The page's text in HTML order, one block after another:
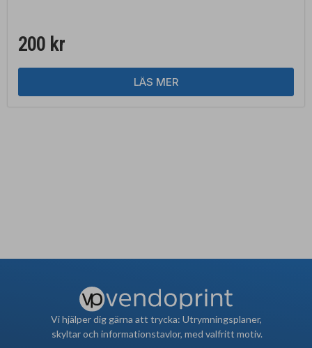
200 kr
LÄS MER
Vi hjälper dig gärna att trycka: Utrymningsplaner,
skyltar och informationstavlor, med valfritt motiv.